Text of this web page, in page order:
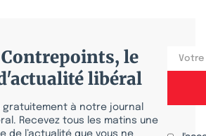
Contrepoints, le
libéral
gratuitement à notre journal
Recevez tous les matins une
de l’actualité que vous ne